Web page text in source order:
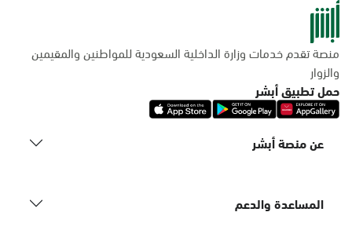
منصة تقدم خدمات وزارة الداخلية السعودية للمواطنين والمقيمين
والزوار
حمل تطبيق أبشر
عن منصة أبشر
المساعدة والدعم